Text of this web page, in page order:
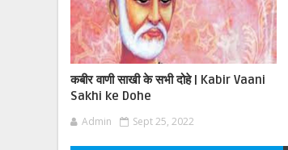
कबीर वाणी साखी के सभी दोहे | Kabir Vaani
Sakhi ke Dohe
Admin Sept 25, 2022